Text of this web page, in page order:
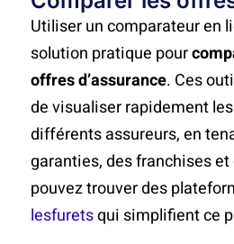
Utiliser un comparateur en
solution pratique pour
offres d’assurance. Ces
de visualiser rapidement
différents assureurs, en
garanties, des franchises
pouvez trouver des
lesfuretsqui simplifient ce